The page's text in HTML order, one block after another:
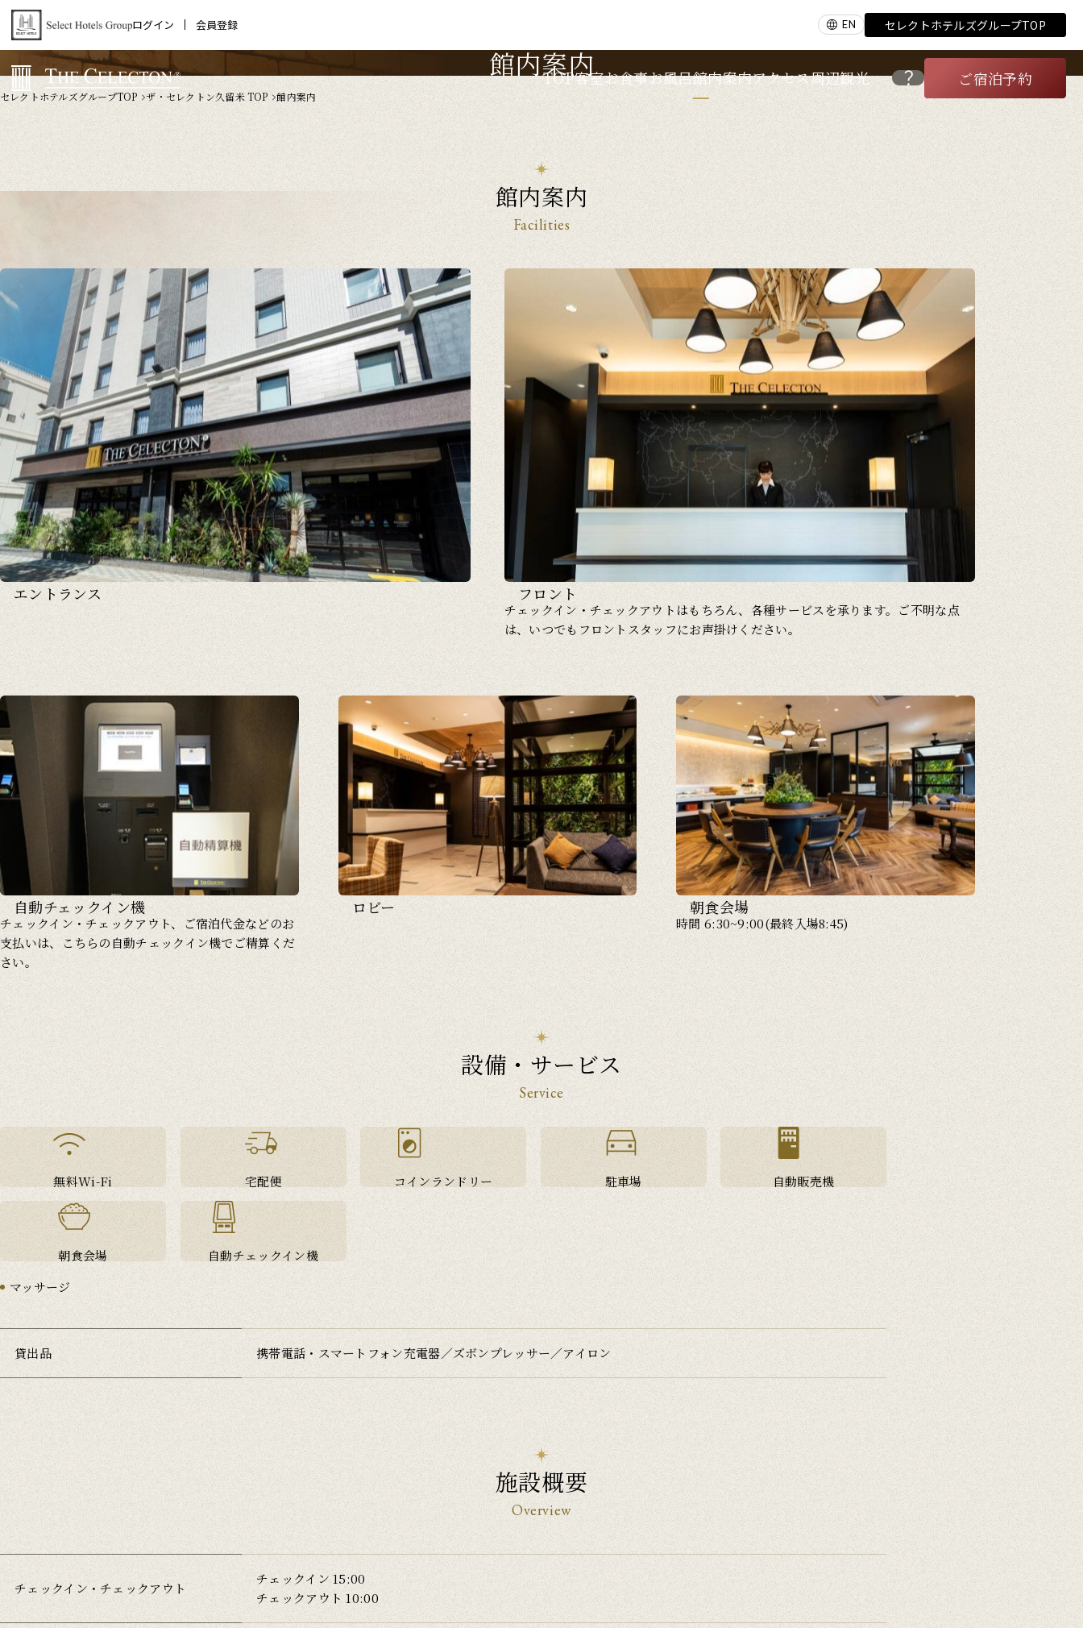
ログイン 会員登録 EN セレクトホテルズグループTOP
TOP客室お食事お風呂館内案内アクセス周辺観光 ご宿泊予約
館内案内
セレクトホテルズグループTOP ザ・セレクトン久留米 TOP 館内案内
館内案内
Facilities
エントランス フロント
チェックイン・チェックアウトはもちろん、各種サービスを承ります。ご不明な点
は、いつでもフロントスタッフにお声掛けください。
自動チェックイン機
チェックイン・チェックアウト、ご宿泊代金などのお
支払いは、こちらの自動チェックイン機でご精算くだ
さい。
ロビー 朝食会場
時間 6:30~9:00(最終入場8:45)
設備・サービス
Service
無料Wi-Fi 宅配便 コインランドリー 駐車場 自動販売機
朝食会場
自動チェックイン機
マッサージ
貸出品 携帯電話・スマートフォン充電器／ズボンプレッサー／アイロン
施設概要
Overview
チェックイン・チェックアウト
チェックイン 15:00
チェックアウト 10:00